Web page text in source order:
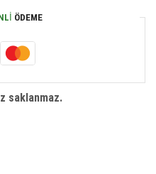
ÖDEME
saklanmaz.